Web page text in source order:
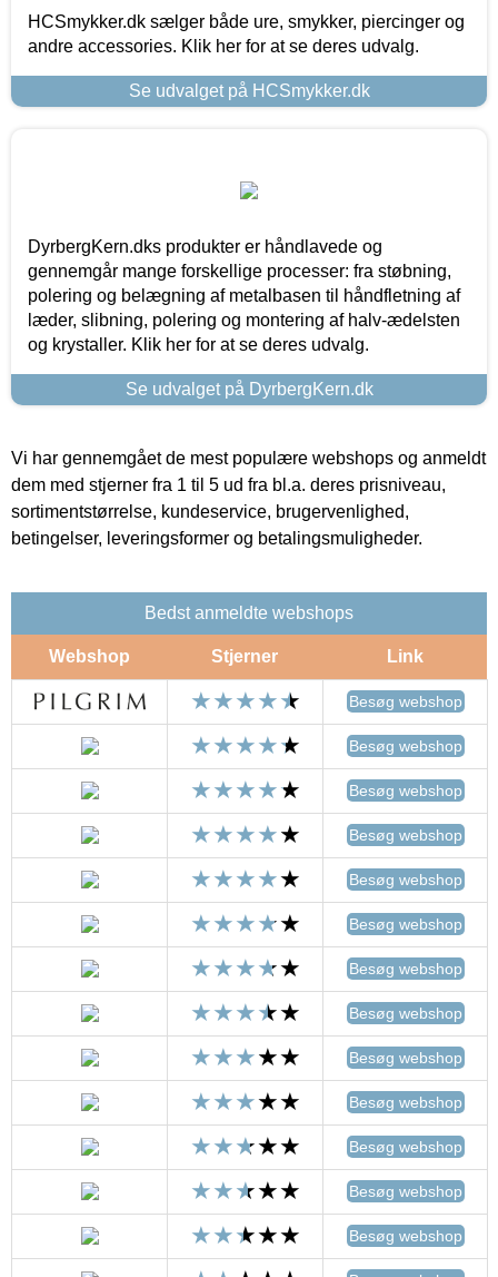
HCSmykker.dk sælger både ure, smykker, piercinger og
andre accessories. Klik her for at se deres udvalg.
Se udvalget på HCSmykker.dk
DyrbergKern.dks produkter er håndlavede og
gennemgår mange forskellige processer: fra støbning,
polering og belægning af metalbasen til håndfletning af
læder, slibning, polering og montering af halv-ædelsten
og krystaller. Klik her for at se deres udvalg.
Se udvalget på DyrbergKern.dk
Vi har gennemgået de mest populære webshops og anmeldt
dem med stjerner fra 1 til 5 ud fra bl.a. deres prisniveau,
sortimentstørrelse, kundeservice, brugervenlighed,
betingelser, leveringsformer og betalingsmuligheder.
Bedst anmeldte webshops
Webshop Stjerner Link
Besøg webshop
Besøg webshop
Besøg webshop
Besøg webshop
Besøg webshop
Besøg webshop
Besøg webshop
Besøg webshop
Besøg webshop
Besøg webshop
Besøg webshop
Besøg webshop
Besøg webshop